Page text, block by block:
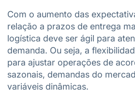
Com o aumento das
relação a prazos de entrega
logística deve ser ágil para
demanda. Ou seja, a
para ajustar operações de
sazonais, demandas do
variáveis dinâmicas.